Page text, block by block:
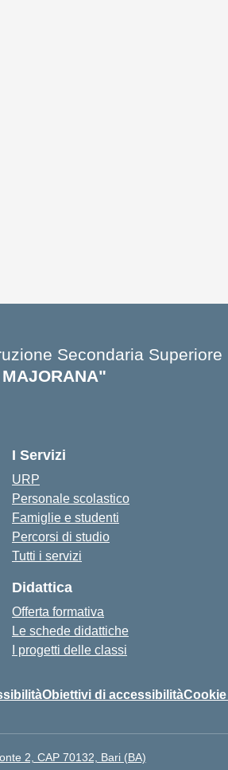
Secondaria Superiore
I Servizi
URP
Personale scolastico
Famiglie e studenti
Percorsi di studio
Tutti i servizi
Didattica
Offerta formativa
Le schede didattiche
I progetti delle classi
Obiettivi di accessibilità
2, CAP 70132, Bari (BA)